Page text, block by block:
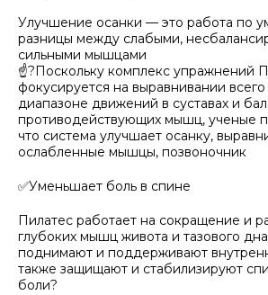
Улучшение осанки — это работа по
разницы между слабыми,
сильными мышцами
☝?Поскольку комплекс упражнений
фокусируется на выравнивании
диапазоне движений в суставах и
противодействующих мышц, ученые
что система улучшает осанку,
ослабленные мышцы, позвоночник
✅Уменьшает боль в спине
Пилатес работает на сокращение и
глубоких мышц живота и тазового
поднимают и поддерживают
также защищают и стабилизируют
боли?